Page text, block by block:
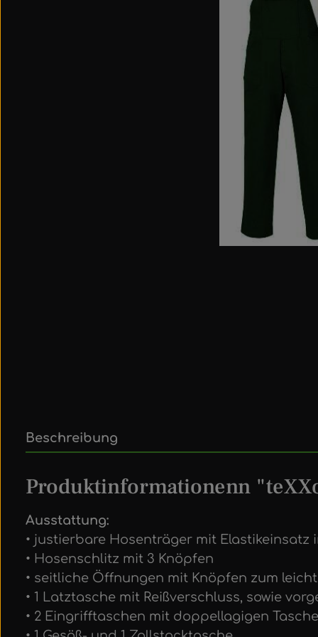
Beschreibung
Produktinformationenn
Ausstattung:
• justierbare Hosenträger mit Elastikeinsatz
• Hosenschlitz mit 3 Knöpfen
• seitliche Öffnungen mit Knöpfen zum
• 1 Latztasche mit Reißverschluss, sowie
• 2 Eingrifftaschen mit doppellagigen